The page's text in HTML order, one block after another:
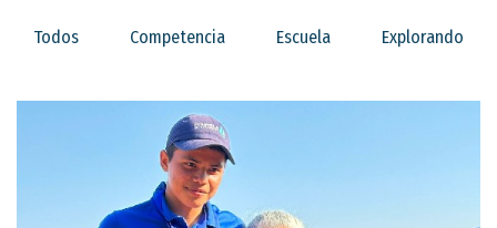
Todos Competencia Escuela Explorando